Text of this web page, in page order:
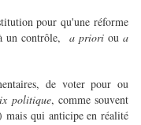
pour qu'une réforme
à un contrôle,a prioriou a
de voter pour ou
politique, comme souvent
mais qui anticipe en réalité